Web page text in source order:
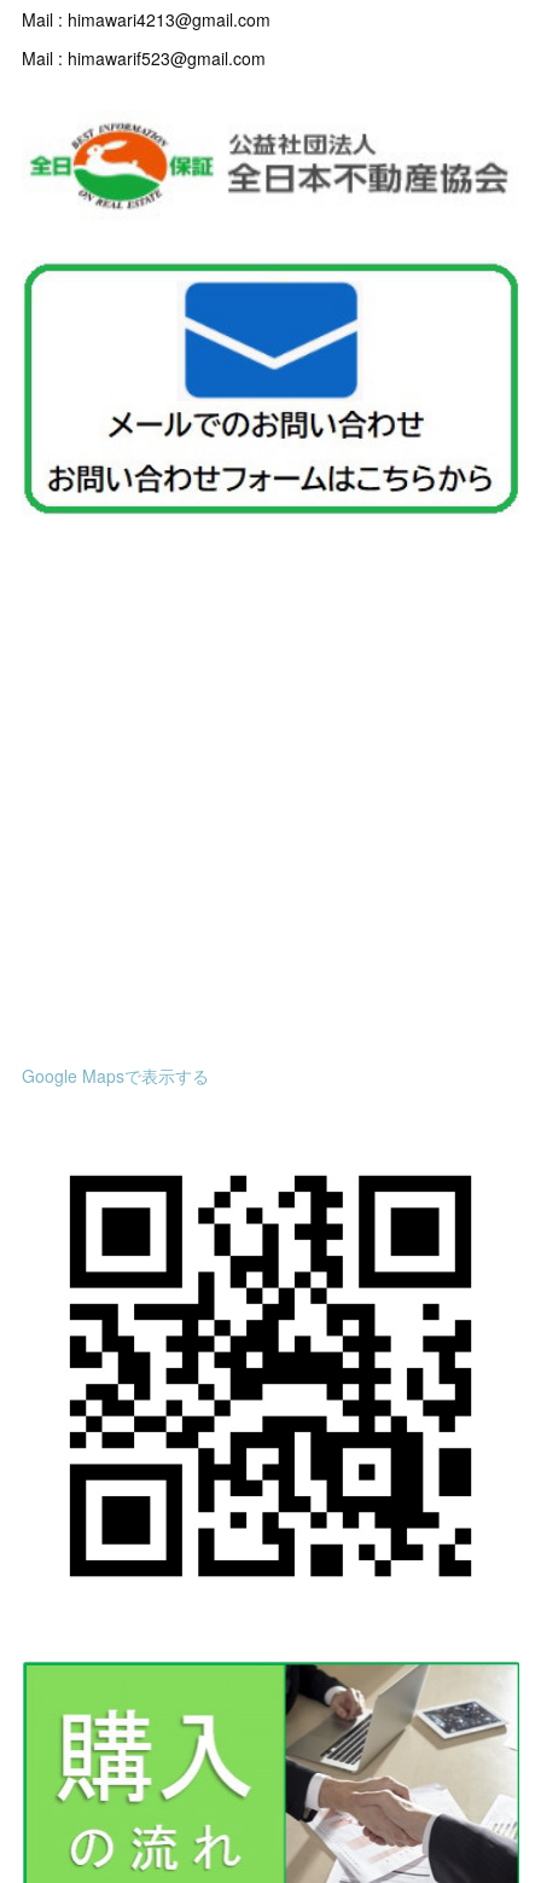
Mail : himawari4213@gmail.com
Mail : himawarif523@gmail.com
Google Mapsで表示する